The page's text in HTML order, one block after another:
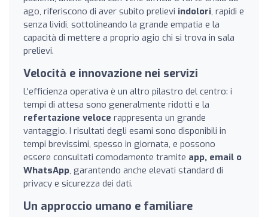
ago, riferiscono di aver subito prelievi indolori, rapidi e
senza lividi, sottolineando la grande empatia e la
capacità di mettere a proprio agio chi si trova in sala
prelievi.
Velocità e innovazione nei servizi
L'efficienza operativa è un altro pilastro del centro: i
tempi di attesa sono generalmente ridotti e la
refertazione veloce rappresenta un grande
vantaggio. I risultati degli esami sono disponibili in
tempi brevissimi, spesso in giornata, e possono
essere consultati comodamente tramite app, email o
WhatsApp, garantendo anche elevati standard di
privacy e sicurezza dei dati.
Un approccio umano e familiare